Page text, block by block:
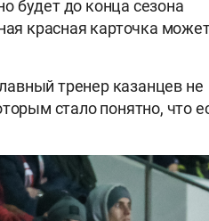
будет до конца сезона
красная карточка
тренер казанцев не
стало понятно, что